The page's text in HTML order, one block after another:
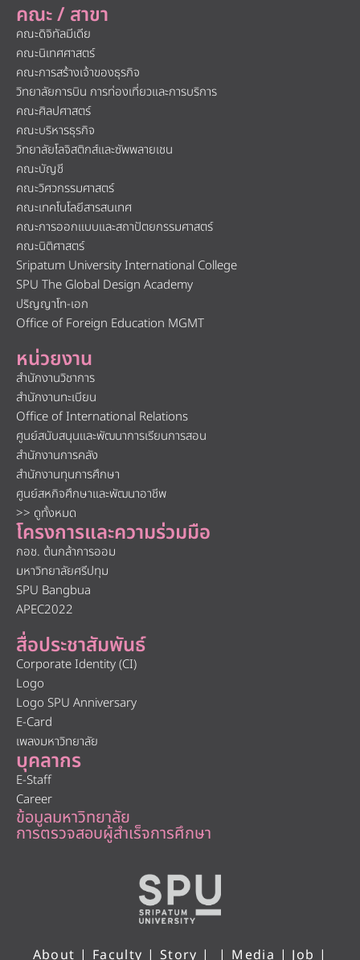
คณะ / สาขา
คณะดิจิทัลมีเดีย
คณะนิเทศศาสตร์
คณะการสร้างเจ้าของธุรกิจ
วิทยาลัยการบิน การท่องเที่ยวและการบริการ
คณะศิลปศาสตร์
คณะบริหารธุรกิจ
วิทยาลัยโลจิสติกส์และซัพพลายเชน
คณะบัญชี
คณะวิศวกรรมศาสตร์
คณะเทคโนโลยีสารสนเทศ
คณะการออกแบบและสถาปัตยกรรมศาสตร์
คณะนิติศาสตร์
Sripatum University International College
SPU The Global Design Academy
ปริญญาโท-เอก
Office of Foreign Education MGMT
หน่วยงาน
สำนักงานวิชาการ
สำนักงานทะเบียน
Office of International Relations
ศูนย์สนับสนุนและพัฒนาการเรียนการสอน
สำนักงานการคลัง
สำนักงานทุนการศึกษา
ศูนย์สหกิจศึกษาและพัฒนาอาชีพ
>> ดูทั้งหมด
โครงการและความร่วมมือ
กอช. ต้นกล้าการออม
มหาวิทยาลัยศรีปทุม
SPU Bangbua
APEC2022
สื่อประชาสัมพันธ์
Corporate Identity (CI)
Logo
Logo SPU Anniversary
E-Card
เพลงมหาวิทยาลัย
บุคลากร
E-Staff
Career
ข้อมูลมหาวิทยาลัย
การตรวจสอบผู้สำเร็จการศึกษา
About | Faculty | Story | | Media | Job |